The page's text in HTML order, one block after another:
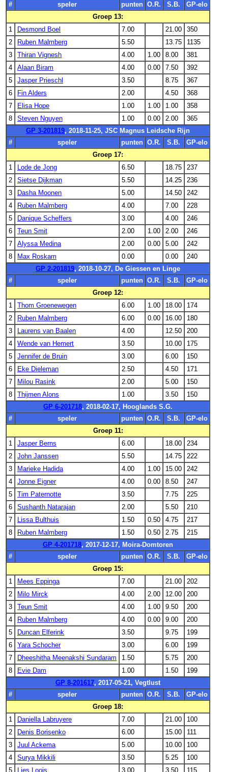
#
speler punten O.R. S.B.
GP-elo
Groep 13:
1
Desmond Boel 7.00 21.00
350
2
Ruben Malmberg 5.50 13.75
1135
3
Thiran Vignesh 4.00 1.00 8.00
381
4
Alaan Biram 4.00 0.00 7.50
392
5
Jasper Prieschl 3.50 8.75
367
6
Fin Alders 2.00 4.50
368
7
Elisa Hope 1.00 1.00 1.00
358
8
Steven Nguyen 1.00 0.00 2.00
365
GP 3-201819, 2018-11-25, JSC Magnus Leidsche Rijn
#
speler punten O.R. S.B.
GP-elo
Groep 17:
1
Lode de Jong 6.50 18.75
237
2
Sietse Dijkman 5.50 14.25
236
3
Dasha Moonen 5.00 14.50
242
4
Ruben Malmberg 4.00 7.00
228
5
Danique Scheffers 3.00 4.00
246
6
Teun Smit 2.00 1.00 2.00
246
7
Alyssa Medina 2.00 0.00 5.00
242
8
Max Roskam 0.00 0.00
240
GP 2-201819, 2018-10-27, De Giessen en Linge
#
speler punten O.R. S.B.
GP-elo
Groep 12:
1
Thom Groenewegen 6.00 1.00 18.00
174
2
Ruben Malmberg 6.00 0.00 16.00
180
3
Laurens van Baalen 4.00 12.50
200
4
Wende van Hemert 3.50 10.00
175
5
Jennifer de Bruin 3.00 6.00
150
6
Eke Dieleman 2.50 4.50
171
7
Milou Rasink 2.00 5.00
150
8
Thijmen Alons 1.00 3.50
150
GP 6-201718, 2018-02-17, Hooglands S.G.
#
speler punten O.R. S.B.
GP-elo
Groep 11:
1
Jasper Berns 6.00 18.00
234
2
John Janssen 5.50 14.75
222
3
Marieke Hadida 4.00 1.00 15.00
242
4
Jonne Eigner 4.00 0.00 8.50
247
5
Tim Paternotte 3.50 7.75
225
6
Sushanth Natarajan 2.00 5.50
210
7
Lissa Bulthuis 1.50 0.50 4.75
217
8
Ruben Malmberg 1.50 0.50 2.75
215
GP 4-201718, 2017-12-17, Moira-Domtoren
#
speler punten O.R. S.B.
GP-elo
Groep 15:
1
Mees Eppinga 7.00 21.00
202
2
Milo Mirck 4.00 2.00 12.00
200
3
Teun Smit 4.00 1.00 9.50
200
4
Ruben Malmberg 4.00 0.00 9.00
200
5
Duncan Elferink 3.50 9.75
199
6
Yara Schocher 3.00 6.00
199
7
Dheeshitha Meenakshi Sundaram 1.50 5.75
200
8
Evie Dam 1.00 1.50
199
GP 8-201617, 2017-05-21, Vegtlust
#
speler punten O.R. S.B.
GP-elo
Groep 18:
1
Daniella Labruyere 7.00 21.00
100
2
Denis Borisenko 6.00 15.00
111
3
Juul Ackema 5.00 10.00
100
4
Surya Mikkili 3.50 5.25
100
5
Lies Loois 3.00 3.50 115